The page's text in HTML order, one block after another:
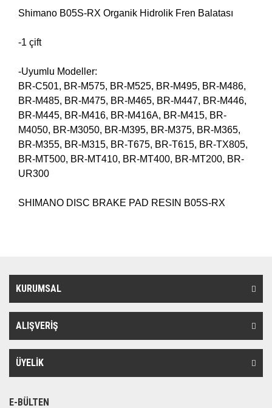
Shimano B05S-RX Organik Hidrolik Fren Balatası
-1 çift
-Uyumlu Modeller:
BR-C501, BR-M575, BR-M525, BR-M495, BR-M486,
BR-M485, BR-M475, BR-M465, BR-M447, BR-M446,
BR-M445, BR-M416, BR-M416A, BR-M415, BR-
M4050, BR-M3050, BR-M395, BR-M375, BR-M365,
BR-M355, BR-M315, BR-T675, BR-T615, BR-TX805,
BR-MT500, BR-MT410, BR-MT400, BR-MT200, BR-
UR300
SHIMANO DISC BRAKE PAD RESIN B05S-RX
KURUMSAL
ALIŞVERİŞ
ÜYELİK
E-BÜLTEN